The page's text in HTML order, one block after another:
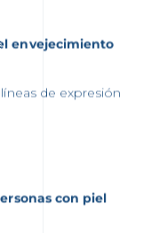
envejecimiento
líneas de expresión
con piel